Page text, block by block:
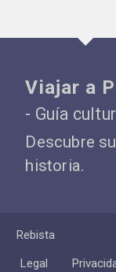
Viajar a
- Guía
Descubre
historia.
Rebista
Legal